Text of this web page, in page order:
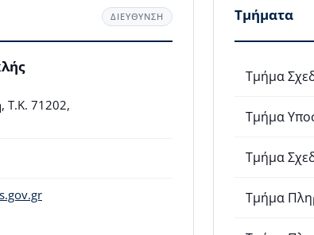
ΔΙΕΥΘΥΝΣΗ
Τ.Κ. 71202,
Τμήματα
Τμήμα
Τμήμα
Τμήμα
Τμήμα